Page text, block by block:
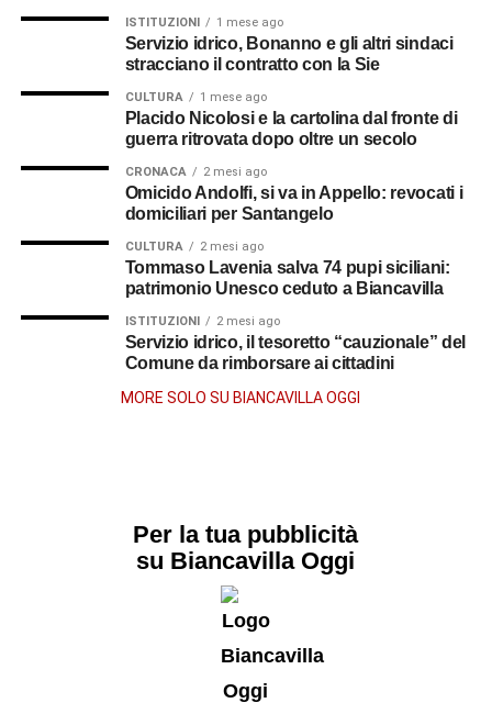
ISTITUZIONI 1 mese ago
Servizio idrico, Bonanno e gli altri sindaci
stracciano il contratto con la Sie
CULTURA 1 mese ago
Placido Nicolosi e la cartolina dal fronte di
guerra ritrovata dopo oltre un secolo
CRONACA 2 mesi ago
Omicido Andolfi, si va in Appello: revocati i
domiciliari per Santangelo
CULTURA 2 mesi ago
Tommaso Lavenia salva 74 pupi siciliani:
patrimonio Unesco ceduto a Biancavilla
ISTITUZIONI 2 mesi ago
Servizio idrico, il tesoretto “cauzionale” del
Comune da rimborsare ai cittadini
MORE SOLO SU BIANCAVILLA OGGI
Per la tua pubblicità
su Biancavilla Oggi